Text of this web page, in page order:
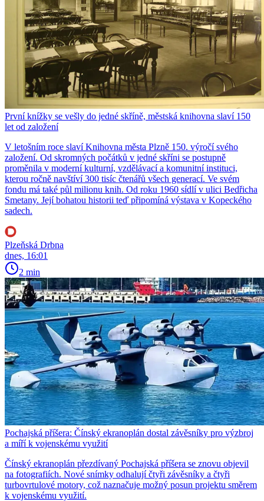
První knížky se vešly do jedné skříně, městská knihovna slaví 150
let od založení
V letošním roce slaví Knihovna města Plzně 150. výročí svého
založení. Od skromných počátků v jedné skříni se postupně
proměnila v moderní kulturní, vzdělávací a komunitní instituci,
kterou ročně navštíví 300 tisíc čtenářů všech generací. Ve svém
fondu má také půl milionu knih. Od roku 1960 sídlí v ulici Bedřicha
Smetany. Její bohatou historii teď připomíná výstava v Kopeckého
sadech.
Plzeňská Drbna
dnes, 16:01
2 min
Pochajská příšera: Čínský ekranoplán dostal závěsníky pro výzbroj
a míří k vojenskému využití
Čínský ekranoplán přezdívaný Pochajská příšera se znovu objevil
na fotografiích. Nové snímky odhalují čtyři závěsníky a čtyři
turbovrtulové motory, což naznačuje možný posun projektu směrem
k vojenskému využití.